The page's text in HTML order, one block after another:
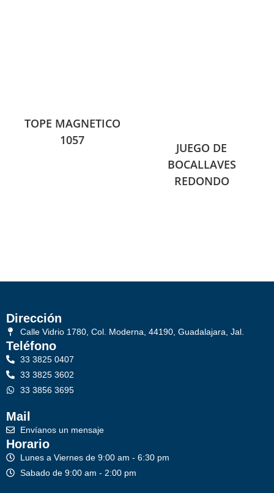
TOPE MAGNETICO
1057
JUEGO DE
BOCALLAVES
REDONDO
Dirección
Calle Vidrio 1780, Col. Moderna, 44190, Guadalajara, Jal.
Teléfono
33 3825 0407
33 3825 3602
33 3856 3695
Mail
Envíanos un mensaje
Horario
Lunes a Viernes de 9:00 am - 6:30 pm
Sabado de 9:00 am - 2:00 pm